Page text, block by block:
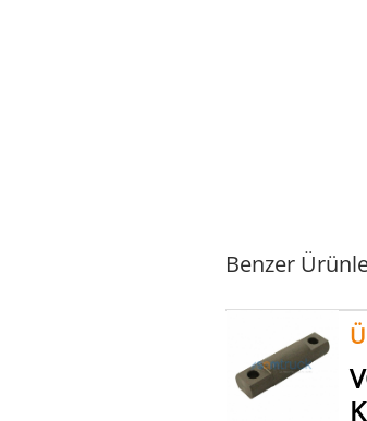
Benzer